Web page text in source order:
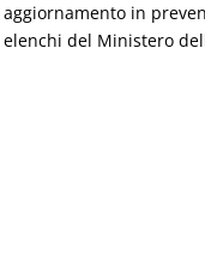
in
del Ministero